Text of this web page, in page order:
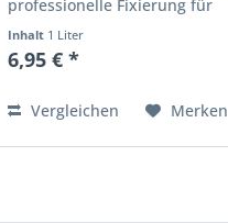
professionelle Fixierung für
stabilisiert die neu geformte
Haarstruktur nach der
gleichmäßiges,...
Inhalt 1 Liter
6,95 € *
Vergleichen Merken